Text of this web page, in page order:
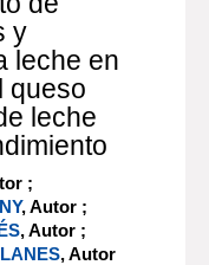
y
leche en
queso
leche
;
, Autor ;
, Autor ;
, Autor